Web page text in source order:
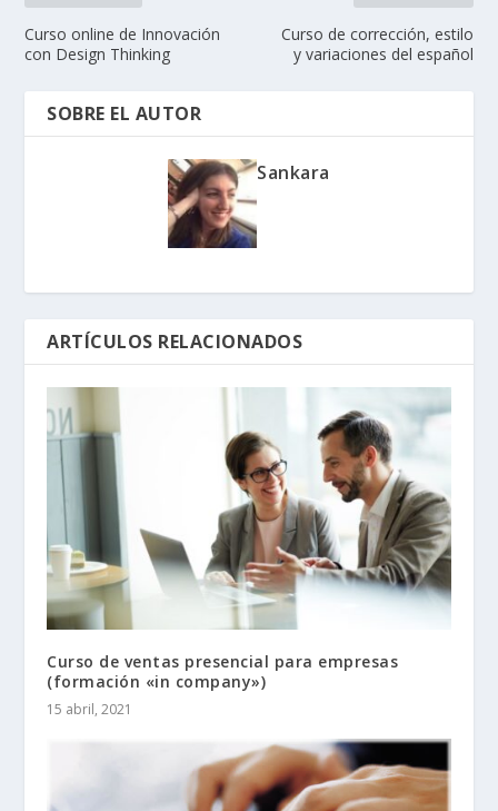
Curso online de Innovación
con Design Thinking
Curso de corrección, estilo
y variaciones del español
SOBRE EL AUTOR
Sankara
ARTÍCULOS RELACIONADOS
Curso de ventas presencial para empresas
(formación «in company»)
15 abril, 2021